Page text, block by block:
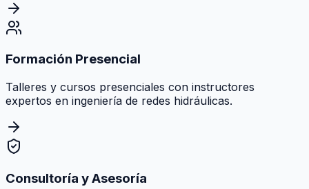
Formación Presencial
Talleres y cursos presenciales con instructores
expertos en ingeniería de redes hidráulicas.
Consultoría y Asesoría